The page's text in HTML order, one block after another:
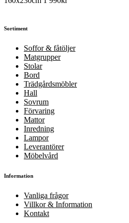
Sortiment
Soffor & fåtöljer
Matgrupper
Stolar
Bord
Trädgårdsmöbler
Hall
Sovrum
Förvaring
Mattor
Inredning
Lampor
Leverantörer
Möbelvård
Information
Vanliga frågor
Villkor & Information
Kontakt